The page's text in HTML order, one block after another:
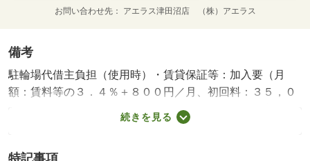
お問い合わせ先 アエラス津田沼店 （株）アエラス
備考
駐輪場代借主負担（使用時）・賃貸保証等：加入要（月
額：賃料等の３．４％＋８００円／月、初回料：３５，０
００円，月額：賃料等の１％＋８００円／月）・鍵交換
代：あり１６，５００円～・オンラインで申込から契約手
続きを見る
特記事項